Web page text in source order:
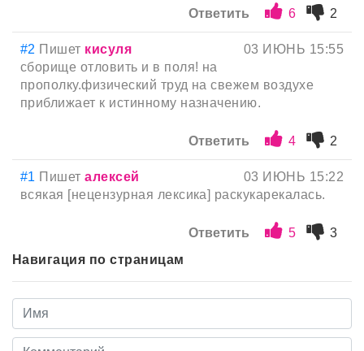
Ответить 6 2
#2 Пишет кисуля
03 ИЮНЬ 15:55
сборище отловить и в поля! на
прополку.физический труд на свежем воздухе
приближает к истинному назначению.
Ответить 4 2
#1 Пишеталексей
03 ИЮНЬ 15:22
всякая [нецензурная лексика] раскукарекалась.
Ответить 5
3
Навигация по страницам